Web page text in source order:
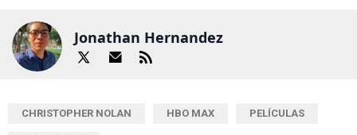
Jonathan Hernandez
CHRISTOPHER NOLAN HBO MAX PELÍCULAS